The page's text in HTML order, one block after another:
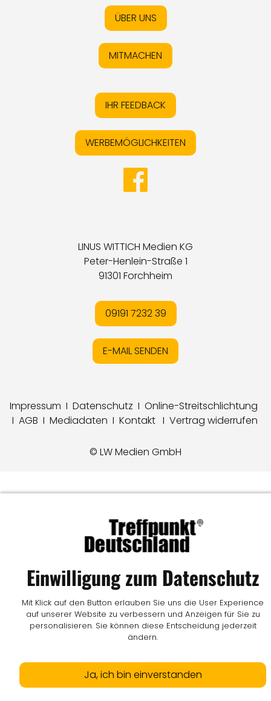
ÜBER UNS
MITMACHEN
IHR FEEDBACK
WERBEMÖGLICHKEITEN
LINUS WITTICH Medien KG
Peter-Henlein-Straße 1
91301 Forchheim
09191 7232 39
E-MAIL SENDEN
Impressum I Datenschutz I Online-Streitschlichtung
I AGB I Mediadaten I Kontakt I Vertrag widerrufen
© LW Medien GmbH
Einwilligung zum Datenschutz
Mit Klick auf den Button erlauben Sie uns die User Experience
auf unserer Website zu verbessern und Anzeigen für Sie zu
personalisieren. Sie können diese Entscheidung jederzeit
ändern.
Ja, ich bin einverstanden